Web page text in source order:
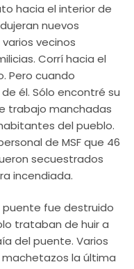
hacia el interior de
nuevos
vecinos
Corrí hacia el
Pero cuando
él. Sólo encontré su
trabajo manchadas
del pueblo.
de MSF que 46
secuestrados
incendiada.
puente fue destruido
trataban de huir a
del puente. Varios
la última